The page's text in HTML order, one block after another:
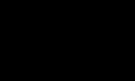
и отправили. Качество